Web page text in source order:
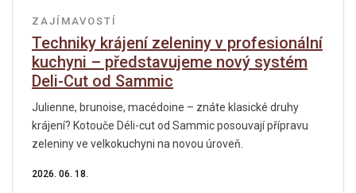
ZAJÍMAVOSTÍ
Techniky krájení zeleniny v profesionální
kuchyni – představujeme nový systém
Deli-Cut od Sammic
Julienne, brunoise, macédoine – znáte klasické druhy
krájení? Kotouče Déli-cut od Sammic posouvají přípravu
zeleniny ve velkokuchyni na novou úroveň.
2026. 06. 18.